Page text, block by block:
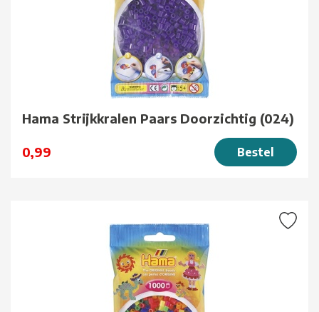
Hama Strijkkralen Paars Doorzichtig (024)
0,99 Bestel